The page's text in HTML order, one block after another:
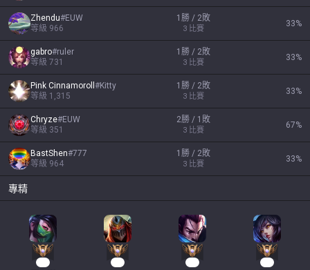
Zhendu#EUW
等級 966
1勝 / 2敗
3 比賽
33%
gabro#ruler
等級 731
1勝 / 2敗
3 比賽
33%
Pink Cinnamoroll #Kitty
等級 1,315
1勝 / 2敗
3 比賽
33%
Chryze#EUW
等級 351
2勝 / 1敗
3 比賽
67%
BastShen#777
等級 964
1勝 / 2敗
3 比賽
33%
專精